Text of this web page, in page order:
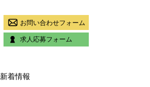
お問い合わせフォーム
求人応募フォーム
新着情報